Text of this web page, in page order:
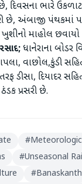
દિવસના ભારે
છે, અંબાજી પંથકમાં
માહોલ
ધાનેરાના બોડર
વાછોલ,કુંડી
ડીસા, દિયાદર
પ્રસરી છે.
#
#Unseasonal
#